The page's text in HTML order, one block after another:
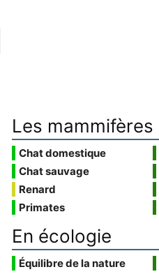
Les mammifères
Chat domestique
Chat sauvage
Renard
Primates
En écologie
Équilibre de la nature